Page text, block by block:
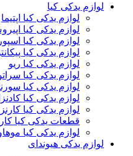
لوازم یدکی کیا
لوازم یدکی کیا اپتیما
لوازم یدکی کیا
لوازم یدکی کیا
لوازم یدکی کیا
لوازم یدکی کیا ریو
لوازم یدکی کیا
لوازم یدکی کیا
لوازم یدکی کیا کادنزا
لوازم یدکی کیا کارنز
قطعات یدکی کیا
لوازم یدکی کیا
لوازم یدکی هیوندای